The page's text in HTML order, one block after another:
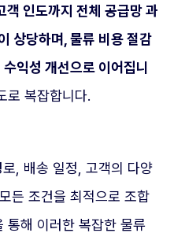
객 인도까지 전체 공급망 과
상당하며, 물류 비용 절감
익성 개선으로 이어집니
로 복잡합니다.
, 배송 일정, 고객의 다양
든 조건을 최적으로 조합
통해 이러한 복잡한 물류